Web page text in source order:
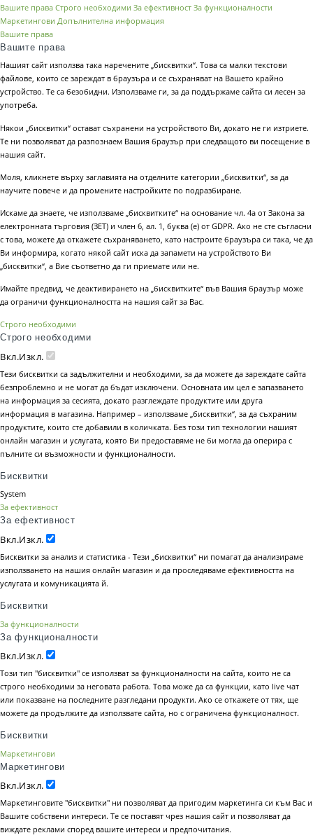
Вашите права Строго необходими За ефективност За функционалности
Маркетингови Допълнителна информация
Вашите права
Вашите права
Нашият сайт използва така наречените „бисквитки“. Това са малки текстови
файлове, които се зареждат в браузъра и се съхраняват на Вашето крайно
устройство. Те са безобидни. Използваме ги, за да поддържаме сайта си лесен за
употреба.
Някои „бисквитки“ остават съхранени на устройството Ви, докато не ги изтриете.
Те ни позволяват да разпознаем Вашия браузър при следващото ви посещение в
нашия сайт.
Моля, кликнете върху заглавията на отделните категории „бисквитки“, за да
научите повече и да промените настройките по подразбиране.
Искаме да знаете, че използваме „бисквитките“ на основание чл. 4а от Закона за
електронната търговия (ЗЕТ) и член 6, ал. 1, буква (е) от GDPR. Ако не сте съгласни
с това, можете да откажете съхраняването, като настроите браузъра си така, че да
Ви информира, когато някой сайт иска да запамети на устройството Ви
„бисквитки“, а Вие съответно да ги приемате или не.
Имайте предвид, че деактивирането на „бисквитките“ във Вашия браузър може
да ограничи функционалността на нашия сайт за Вас.
Строго необходими
Строго необходими
Вкл.Изкл.
Тези бисквитки са задължителни и необходими, за да можете да зареждате сайта
безпроблемно и не могат да бъдат изключени. Основната им цел е запазването
на информация за сесията, докато разглеждате продуктите или друга
информация в магазина. Например – използваме „бисквитки“, за да съхраним
продуктите, които сте добавили в количката. Без този тип технологии нашият
онлайн магазин и услугата, която Ви предоставяме не би могла да оперира с
пълните си възможности и функционалности.
Бисквитки
System
За ефективност
За ефективност
Вкл.Изкл.
Бисквитки за анализ и статистика - Тези „бисквитки“ ни помагат да анализираме
използването на нашия онлайн магазин и да проследяваме ефективността на
услугата и комуникацията й.
Бисквитки
За функционалности
За функционалности
Вкл.Изкл.
Този тип "бисквитки" се използват за функционалности на сайта, които не са
строго необходими за неговата работа. Това може да са функции, като live чат
или показване на последните разгледани продукти. Ако се откажете от тях, ще
можете да продължите да използвате сайта, но с ограничена функционалност.
Бисквитки
Маркетингови
Маркетингови
Вкл.Изкл.
Маркетинговите "бисквитки" ни позволяват да пригодим маркетинга си към Вас и
Вашите собствени интереси. Те се поставят чрез нашия сайт и позволяват да
виждате реклами според вашите интереси и предпочитания.